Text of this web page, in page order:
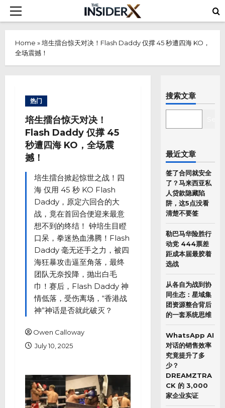
Skip
Primary
Home »培生擂台惊天对决！Flash Daddy 仅撑 45 秒遭四海 KO，
全场震撼！
热门
培生擂台惊天对决！
Flash Daddy 仅撑 45
秒遭四海 KO，全场震
撼！
培生擂台掀起惊世之战！四
海 仅用 45 秒 KO Flash
Daddy，原定六回合的大
战，竟在首回合便迎来最意
想不到的终结！ 钟培生目瞪
口呆，拳迷热血沸腾！Flash
Daddy 毫无还手之力，被四
海狂暴攻击逼至角落，最终
团队无奈投降，抛出白毛
巾！赛后，Flash Daddy 神
情低落，受伤离场，“香港战
神”神话是否就此破灭？
Owen Calloway
July 10, 2025
搜索文章
最近文章
签了合同就安全
了？马来西亚私
人贷款隐藏陷
阱，这5点没看
清楚不要签
勒巴马华险胜行
动党 444票差
距成本届最胶着
选战
从各自为战到协
同生态：星域集
团资源整合背后
的一套系统思维
WhatsApp AI
对话的销售效率
究竟提升了多
少？
DREAMZTRA
CK 的 3,000
家企业实证